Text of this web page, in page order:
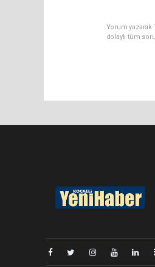
Yorum yazarak
dolaylı tüm